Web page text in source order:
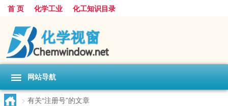
首 页 化学工业 化工知识目录
网站导航
> 有关“注册号”的文章